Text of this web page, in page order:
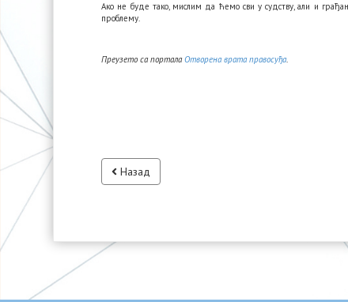
Ако не буде тако, мислим да ћемо сви у судству, али и
проблему.
Преузето са порталаОтворена врата правосуђа.
Назад